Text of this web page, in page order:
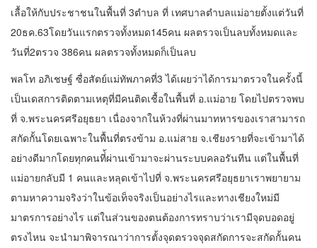
เลื้อให้กับประชาชนในพื้นที่ 3ตำบล ที่ เทศบาลตำบลแม่อายตั้งแต่วันที่
20ธค.63โดยวันแรกตรวจทั้งหมด145คน ผลตรวจเป็นลบทั้งหมดและ
วันที่2ตรวจ 386คน ผลตรวจทั้งหมดก็เป็นลบ
พลโท อภิเชษฐ์ ซื่อสัตย์แม่ทัพภาคที่3 ได้เผยว่าได้การมาตรวจในครั้งนี้
เป็นเดสการติดตามเหตุที่มีคนติดเชื้อในพื้นที่ อ.แม่อาย โดยไปตรวจพบ
ที่ จ.พระนครศรีอยุธยา เนื่องจากในห้วงที่ผ่านมาทหารของเราสามารถ
สกัดกั้นโดยเฉพาะในพื้นที่ตรงข้าม อ.แม่สาย จ.เชียงรายที่จะเข้ามาได้
อย่างดีมากโดยทุกคนที่้ผ่านเข้ามาจะผ่านระบบคลอรันทีน แต่ในพื้นที่
แม่อายกลับมี 1 คนและหลุดเข้าไปที่ จ.พระนครศรีอยุธยาเราพยายาม
ตามหาความจริงว่าในข้อเท็จจริงเป็นอย่างไรและทางเชียงใหม่มี
มาตรการอย่างไร แต่ในส่วนของตนต้องการทราบว่าเรามีจุดบอดอยู่
ตรงไหน จะนำมาพิจารณาว่าการตั้งจุดตรวจจุดสกัดการจะสกัดกั้นคน